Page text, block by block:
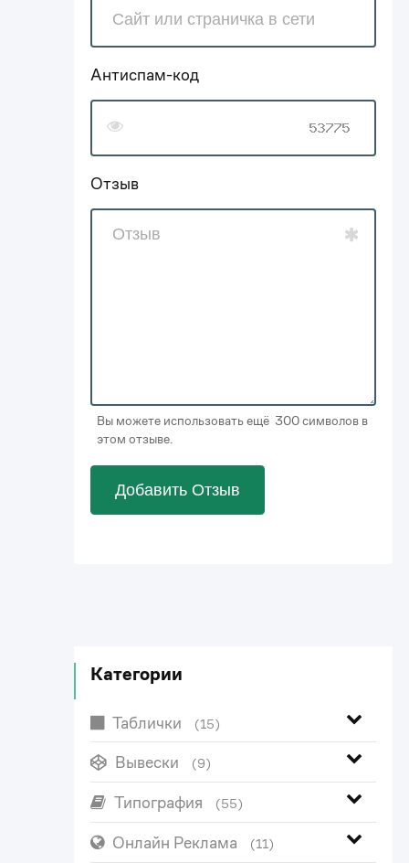
Антиспам-код
Отзыв
Вы можете использовать ещё 300 символов в
этом отзыве.
Добавить Отзыв
Категории
Таблички (15)
Вывески (9)
Типография (55)
Онлайн Реклама (11)